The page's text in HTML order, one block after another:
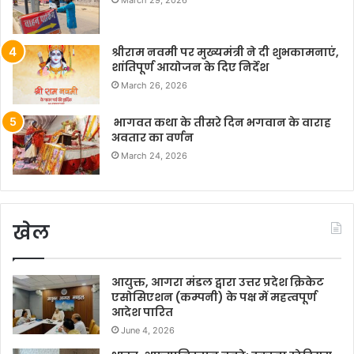
श्रीराम नवमी पर मुख्यमंत्री ने दी शुभकामनाएं,
शांतिपूर्ण आयोजन के दिए निर्देश
March 26, 2026
भागवत कथा के तीसरे दिन भगवान के वाराह
अवतार का वर्णन
March 24, 2026
खेल
आयुक्त, आगरा मंडल द्वारा उत्तर प्रदेश क्रिकेट
एसोसिएशन (कम्पनी) के पक्ष में महत्वपूर्ण
आदेश पारित
June 4, 2026